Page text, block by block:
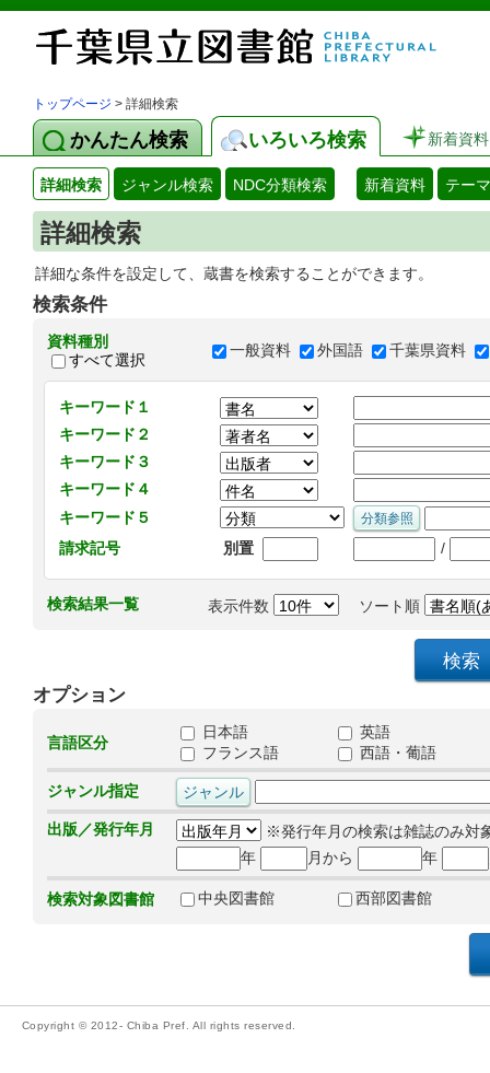
トップページ > 詳細検索
かんたん検索 いろいろ検索 新着資料
詳細検索 ジャンル検索 NDC分類検索 新着資料 テー
詳細検索
詳細な条件を設定して、蔵書を検索することができます。
検索条件
資料種別
すべて選択
一般資料 外国語 千葉県資料
キーワード１
キーワード２
キーワード３
キーワード４
キーワード５
請求記号
別置 /
検索結果一覧 表示件数 ソート順
オプション
言語区分
日本語
英語
フランス語
西語・葡語
ジャンル指定
出版／発行年月
※発行年月の検索は雑誌のみ対
年
月から 年
検索対象図書館 中央図書館 西部図書館
Copyright © 2012- Chiba Pref. All rights reserved.